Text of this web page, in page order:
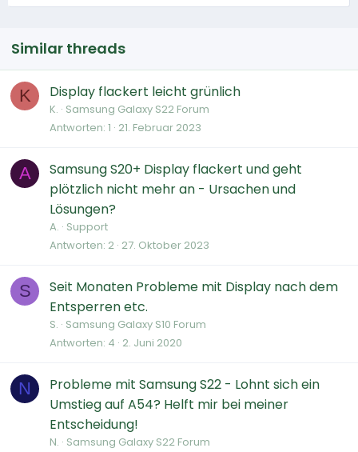
Similar threads
K Display flackert leicht grünlich
K. Samsung Galaxy S22 Forum
Antworten 1 21. Februar 2023
A
Samsung S20+ Display flackert und geht
plötzlich nicht mehr an - Ursachen und
Lösungen?
A. Support
Antworten 2 27. Oktober 2023
S
Seit Monaten Probleme mit Display nach dem
Entsperren etc.
S. Samsung Galaxy S10 Forum
Antworten 4 2. Juni 2020
N
Probleme mit Samsung S22 - Lohnt sich ein
Umstieg auf A54? Helft mir bei meiner
Entscheidung!
N. Samsung Galaxy S22 Forum